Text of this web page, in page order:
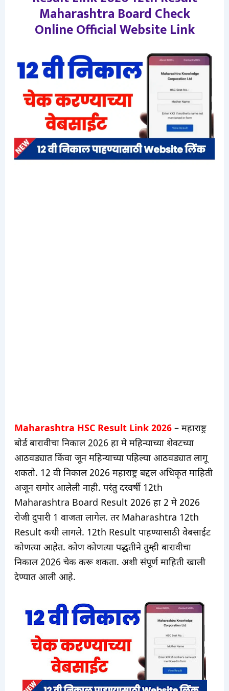
Maharashtra Board Check
Online Official Website Link
Maharashtra HSC Result Link 2026– महाराष्ट्र
बोर्ड बारावीचा निकाल 2026 हा मे महिन्याच्या शेवटच्या
आठवड्यात किंवा जून महिन्याच्या पहिल्या आठवड्यात लागू
शकतो. 12 वी निकाल 2026 महाराष्ट्र बद्दल अधिकृत माहिती
अजून समोर आलेली नाही. परंतु दरवर्षी 12th
Maharashtra Board Result 2026 हा 2 मे 2026
रोजी दुपारी 1 वाजता लागेल. तर Maharashtra 12th
Result कधी लागले. 12th Result पाहण्यासाठी वेबसाईट
कोणत्या आहेत. कोण कोणत्या पद्धतीने तुम्ही बारावीचा
निकाल 2026 चेक करू शकता. अशी संपूर्ण माहिती खाली
देण्यात आली आहे.